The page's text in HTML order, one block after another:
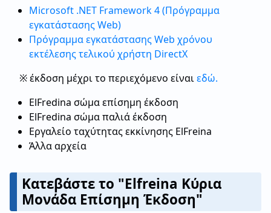
Microsoft .NET Framework 4 (Πρόγραμμα
εγκατάστασης Web)
Πρόγραμμα εγκατάστασης Web χρόνου
εκτέλεσης τελικού χρήστη DirectX
※ έκδοση μέχρι το περιεχόμενο είναιεδώ.
ElFredina σώμα επίσημη έκδοση
ElFredina σώμα παλιά έκδοση
Εργαλείο ταχύτητας εκκίνησης ElFreina
Άλλα αρχεία
Κατεβάστε το "Elfreina Κύρια
Μονάδα Επίσημη Έκδοση"